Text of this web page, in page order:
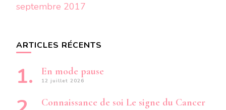
septembre 2017
ARTICLES RÉCENTS
En mode pause
12 juillet 2026
Connaissance de soi Le signe du Cancer